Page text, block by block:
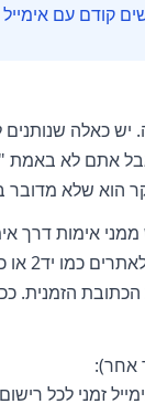
קודם עם אימייל
יש כאלה
אתם לא באמת
הוא שלא מדובר
אימות דרך
הזמנית.
אחר):